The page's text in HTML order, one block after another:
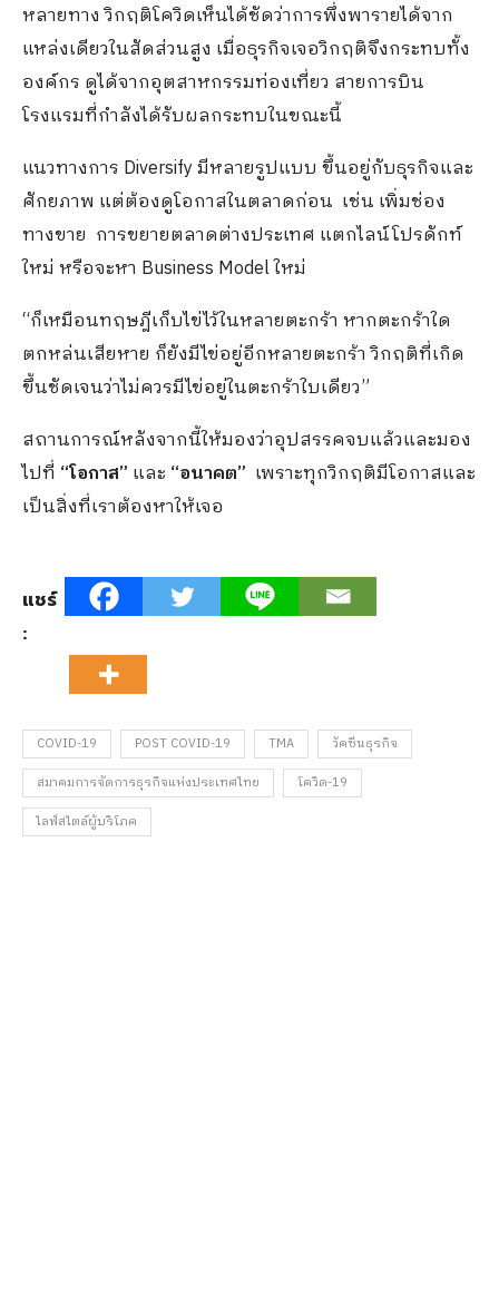
หลายทาง วิกฤติโควิดเห็นได้ชัดว่าการพึ่งพารายได้จาก
แหล่งเดียวในสัดส่วนสูง เมื่อธุรกิจเจอวิกฤติจึงกระทบทั้ง
องค์กร ดูได้จากอุตสาหกรรมท่องเที่ยว สายการบิน
โรงแรมที่กำลังได้รับผลกระทบในขณะนี้
แนวทางการ Diversify มีหลายรูปแบบ ขึ้นอยู่กับธุรกิจและ
ศักยภาพ แต่ต้องดูโอกาสในตลาดก่อน เช่น เพิ่มช่อง
ทางขาย การขยายตลาดต่างประเทศ แตกไลน์โปรดักท์
ใหม่ หรือจะหา Business Model ใหม่
“ก็เหมือนทฤษฎีเก็บไข่ไว้ในหลายตะกร้า หากตะกร้าใด
ตกหล่นเสียหาย ก็ยังมีไข่อยู่อีกหลายตะกร้า วิกฤติที่เกิด
ขึ้นชัดเจนว่าไม่ควรมีไข่อยู่ในตะกร้าใบเดียว”
สถานการณ์หลังจากนี้ให้มองว่าอุปสรรคจบแล้วและมอง
ไปที่ “โอกาส” และ “อนาคต” เพราะทุกวิกฤติมีโอกาสและ
เป็นสิ่งที่เราต้องหาให้เจอ
แชร์
:
COVID-19 POST COVID-19 TMA
วัคซีนธุรกิจ
สมาคมการจัดการธุรกิจแห่งประเทศไทย
โควิด-19
ไลฟ์สไตล์ผู้บริโภค